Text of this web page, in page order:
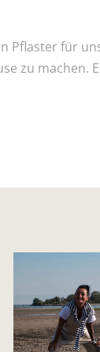
Pflaster für
zu machen.